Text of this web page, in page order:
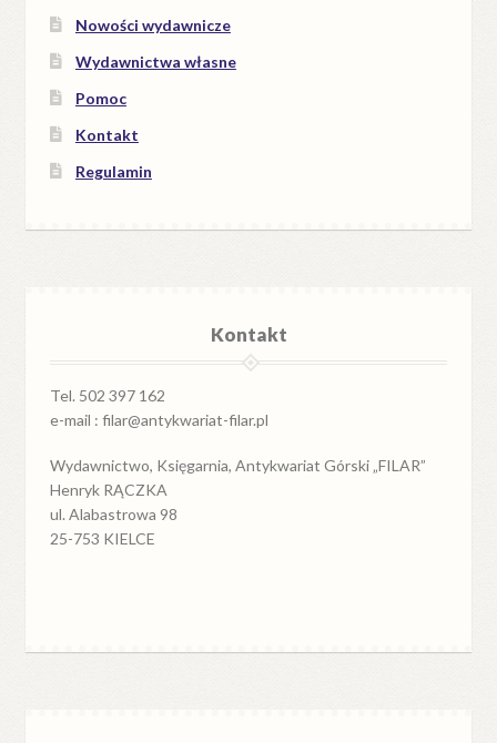
Nowości wydawnicze
Wydawnictwa własne
Pomoc
Kontakt
Regulamin
Kontakt
Tel. 502 397 162
e-mail : filar@antykwariat-filar.pl
Wydawnictwo, Księgarnia, Antykwariat Górski „FILAR”
Henryk RĄCZKA
ul. Alabastrowa 98
25-753 KIELCE